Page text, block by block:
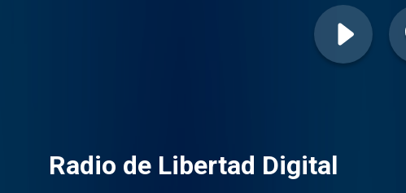
Radio de Libertad Digital